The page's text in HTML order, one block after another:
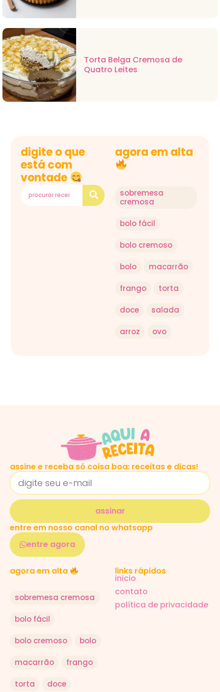
Torta Belga Cremosa de
Quatro Leites
digite o que
está com
vontade
agora em alta
sobremesa
cremosa
bolo fácil
bolo cremoso
bolo macarrão
frango torta
doce salada
arroz ovo
assine e receba só coisa boa: receitas e dicas!
assinar
entre em nosso canal no whatsapp
entre agora
agora em alta
sobremesa cremosa
bolo fácil
bolo cremoso bolo
macarrão frango
torta doce
links rápidos
inicio
contato
política de privacidade